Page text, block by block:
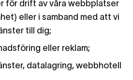
för drift av våra webbplatser
eller i samband med att vi
till dig;
eller reklam;
datalagring, webbhotell